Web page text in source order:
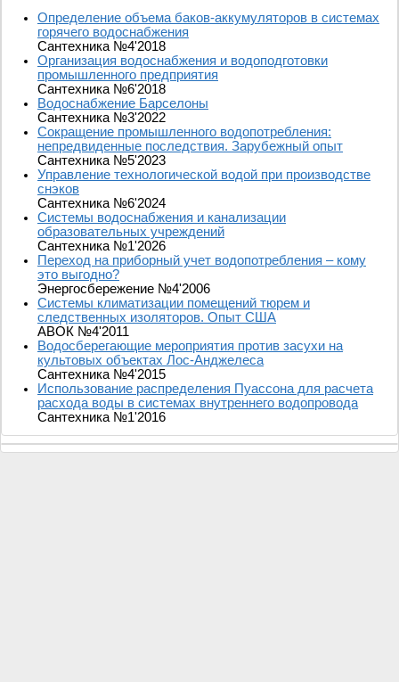
Определение объема баков-аккумуляторов в системах
горячего водоснабжения
Сантехника №4'2018
Организация водоснабжения и водоподготовки
промышленного предприятия
Сантехника №6'2018
Водоснабжение Барселоны
Сантехника №3'2022
Сокращение промышленного водопотребления:
непредвиденные последствия. Зарубежный опыт
Сантехника №5'2023
Управление технологической водой при производстве
снэков
Сантехника №6'2024
Системы водоснабжения и канализации
образовательных учреждений
Сантехника №1'2026
Переход на приборный учет водопотребления – кому
это выгодно?
Энергосбережение №4'2006
Системы климатизации помещений тюрем и
следственных изоляторов. Опыт США
АВОК №4'2011
Водосберегающие мероприятия против засухи на
культовых объектах Лос-Анджелеса
Сантехника №4'2015
Использование распределения Пуассона для расчета
расхода воды в системах внутреннего водопровода
Сантехника №1'2016